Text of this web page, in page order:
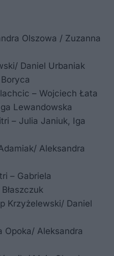
Olszowa / Zuzanna
Daniel Urbaniak
– Wojciech Łata
Lewandowska
– Julia Janiuk, Iga
Aleksandra
– Gabriela
Krzyżelewski/ Daniel
Opoka/ Aleksandra